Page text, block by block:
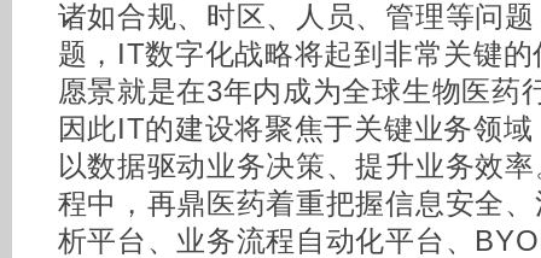
诸如合规、时区、人员、管理等问
题，IT数字化战略将起到非常关键
愿景就是在3年内成为全球生物医药
因此IT的建设将聚焦于关键业务领
以数据驱动业务决策、提升业务效
程中，再鼎医药着重把握信息安全
析平台、业务流程自动化平台、